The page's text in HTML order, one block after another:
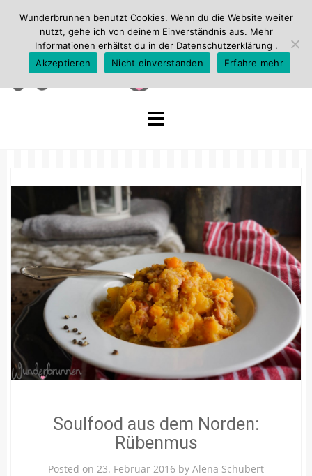
Soulfood aus dem Norden:
Rübenmus
Posted on 23. Februar 2016 by Alena Schubert
Wunderbrunnen benutzt Cookies. Wenn du die Website weiter
nutzt, gehe ich von deinem Einverständnis aus. Mehr
Informationen erhältst du in der Datenschutzerklärung .
Akzeptieren
Nicht einverstanden Erfahre mehr